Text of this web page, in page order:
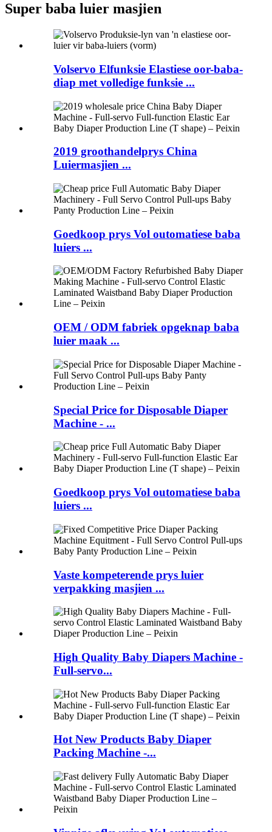
Super baba luier masjien
Volservo Elfunksie Elastiese oor-baba-
diap met volledige funksie ...
2019 groothandelprys China
Luiermasjien ...
Goedkoop prys Vol outomatiese baba
luiers ...
OEM / ODM fabriek opgeknap baba
luier maak ...
Special Price for Disposable Diaper
Machine - ...
Goedkoop prys Vol outomatiese baba
luiers ...
Vaste kompeterende prys luier
verpakking masjien ...
High Quality Baby Diapers Machine -
Full-servo...
Hot New Products Baby Diaper
Packing Machine -...